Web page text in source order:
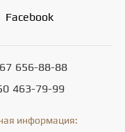
Facebook
656-88-88
463-79-99
информация: